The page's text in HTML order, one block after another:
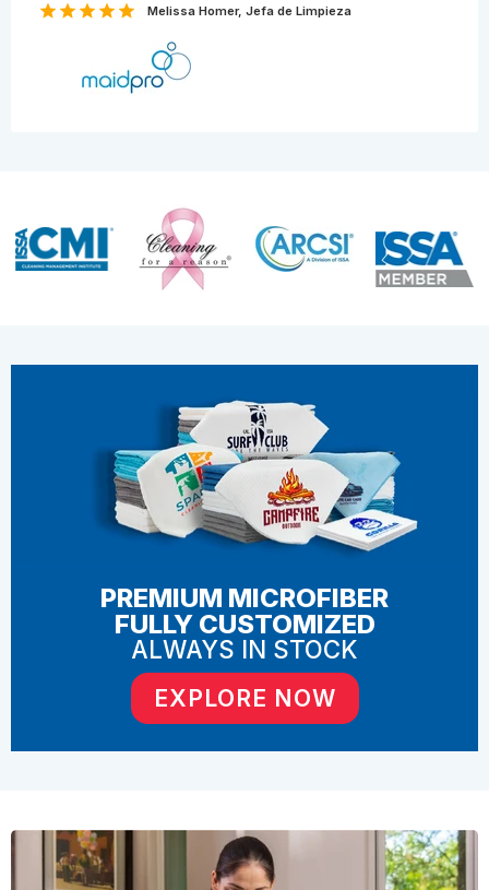
Melissa Homer, Jefa de Limpieza
PREMIUM MICROFIBER
FULLY CUSTOMIZED
ALWAYS IN STOCK
EXPLORE NOW